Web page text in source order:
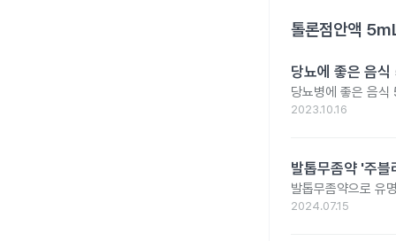
톨론점안액
당뇨에 좋은 음
당뇨병에 좋은 음식
2023.10.16
발톱무좀약 '주
발톱무좀약으로 유
2024.07.15